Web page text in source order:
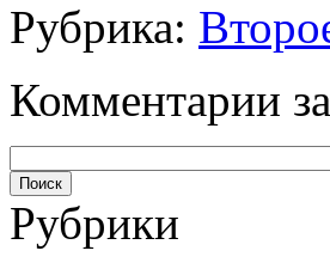
Рубрика:
Комментарии
Рубрики